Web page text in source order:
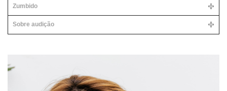
Zumbido
Sobre audição